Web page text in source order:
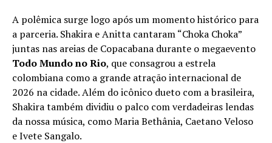
A polêmica surge logo após um momento histórico para
a parceria. Shakira e Anitta cantaram “Choka Choka”
juntas nas areias de Copacabana durante o megaevento
Todo Mundo no Rio, que consagrou a estrela
colombiana como a grande atração internacional de
2026 na cidade. Além do icônico dueto com a brasileira,
Shakira também dividiu o palco com verdadeiras lendas
da nossa música, como Maria Bethânia, Caetano Veloso
e Ivete Sangalo.